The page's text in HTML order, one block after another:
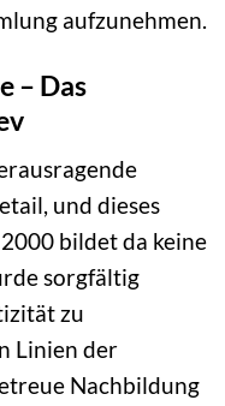
aufzunehmen.
– Das
und dieses
bildet da keine
sorgfältig
zu
Linien der
Nachbildung